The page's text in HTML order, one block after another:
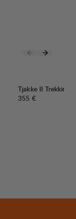
Tjakke II Trekking
Preis:
355 €